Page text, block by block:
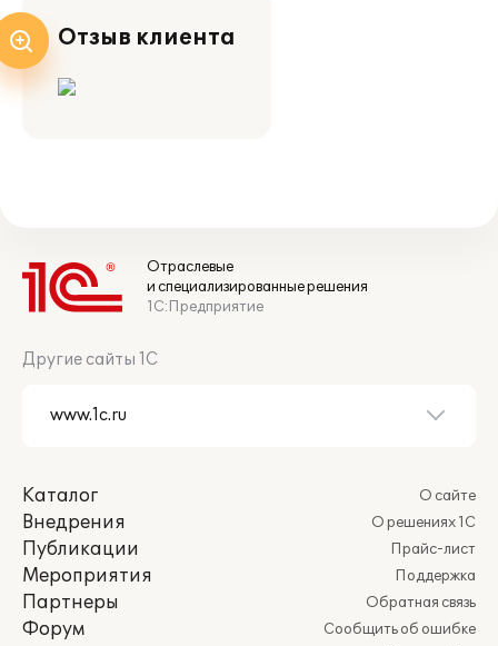
Отзыв клиента
Отраслевые
и специализированные решения
1С:Предприятие
Другие сайты 1С
Каталог
Внедрения
Публикации
Мероприятия
Партнеры
Форум
О сайте
О решениях 1С
Прайс-лист
Поддержка
Обратная связь
Сообщить об ошибке